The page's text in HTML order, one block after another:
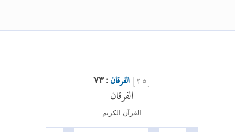
[٢٥]الفرقان : ٧٣ الفرقان
القرآن الكريم